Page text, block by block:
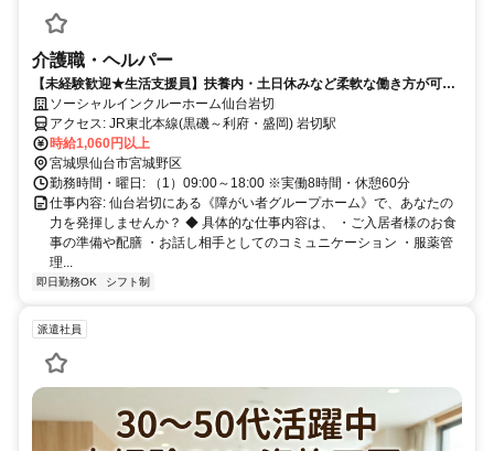
介護職・ヘルパー
【未経験歓迎★生活支援員】扶養内・土日休みなど柔軟な働き方が可能♪
＜障がい者グループホーム＞
ソーシャルインクルーホーム仙台岩切
アクセス: JR東北本線(黒磯～利府・盛岡) 岩切駅
時給1,060円以上
宮城県仙台市宮城野区
勤務時間・曜日: （1）09:00～18:00 ※実働8時間・休憩60分
仕事内容: 仙台岩切にある《障がい者グループホーム》で、あなたの
力を発揮しませんか？ ◆ 具体的な仕事内容は、 ・ご入居者様のお食
事の準備や配膳 ・お話し相手としてのコミュニケーション ・服薬管
理...
即日勤務OK シフト制
派遣社員